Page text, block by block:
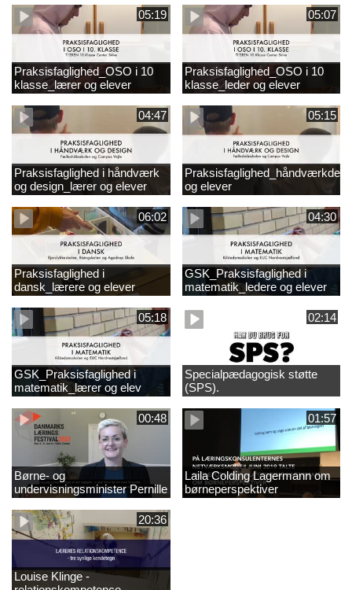
05:19
Praksisfaglighed_OSO i 10
klasse_lærer og elever
05:07
Praksisfaglighed_OSO i 10
klasse_leder og elever
04:47
Praksisfaglighed i håndværk
og design_lærer og elever
05:15
og elever
06:02
Praksisfaglighed i
dansk_lærere og elever
04:30
GSK_Praksisfaglighed i
matematik_ledere og elever
05:18
GSK_Praksisfaglighed i
matematik_lærer og elev
02:14
Specialpædagogisk støtte
(SPS).
00:48
Børne- og
undervisningsminister Pernille
Rosenkrantz-Theil inviterer til
DKLF 2020
01:57
Laila Colding Lagermann om
børneperspektiver
20:36
Louise Klinge -